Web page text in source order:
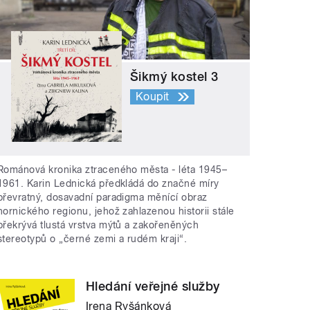
Šikmý kostel 3
Koupit
kronika ztraceného města - léta 1945–
Karin Lednická předkládá do značné míry
dosavadní paradigma měnící obraz
regionu, jehož zahlazenou historii stále
tlustá vrstva mýtů a zakořeněných
o „černé zemi a rudém kraji“.
Hledání veřejné služby
Irena Ryšánková